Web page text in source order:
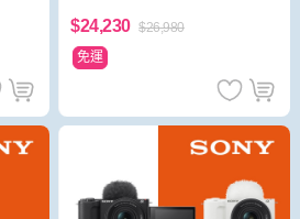
$24,230 $26,980
免運